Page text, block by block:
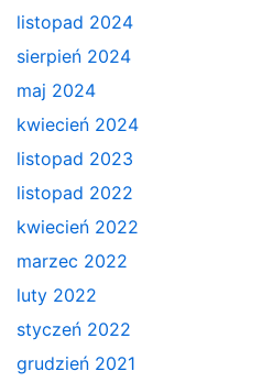
listopad 2024
sierpień 2024
maj 2024
kwiecień 2024
listopad 2023
listopad 2022
kwiecień 2022
marzec 2022
luty 2022
styczeń 2022
grudzień 2021